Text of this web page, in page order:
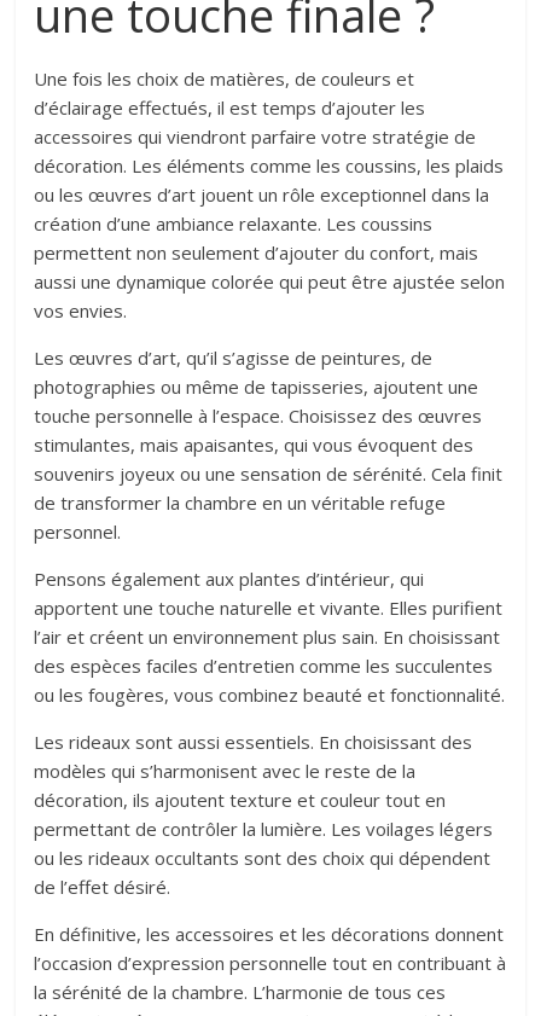
une touche finale ?
Une fois les choix de matières, de couleurs et
d’éclairage effectués, il est temps d’ajouter les
accessoires qui viendront parfaire votre stratégie de
décoration. Les éléments comme les coussins, les plaids
ou les œuvres d’art jouent un rôle exceptionnel dans la
création d’une ambiance relaxante. Les coussins
permettent non seulement d’ajouter du confort, mais
aussi une dynamique colorée qui peut être ajustée selon
vos envies.
Les œuvres d’art, qu’il s’agisse de peintures, de
photographies ou même de tapisseries, ajoutent une
touche personnelle à l’espace. Choisissez des œuvres
stimulantes, mais apaisantes, qui vous évoquent des
souvenirs joyeux ou une sensation de sérénité. Cela finit
de transformer la chambre en un véritable refuge
personnel.
Pensons également aux plantes d’intérieur, qui
apportent une touche naturelle et vivante. Elles purifient
l’air et créent un environnement plus sain. En choisissant
des espèces faciles d’entretien comme les succulentes
ou les fougères, vous combinez beauté et fonctionnalité.
Les rideaux sont aussi essentiels. En choisissant des
modèles qui s’harmonisent avec le reste de la
décoration, ils ajoutent texture et couleur tout en
permettant de contrôler la lumière. Les voilages légers
ou les rideaux occultants sont des choix qui dépendent
de l’effet désiré.
En définitive, les accessoires et les décorations donnent
l’occasion d’expression personnelle tout en contribuant à
la sérénité de la chambre. L’harmonie de tous ces